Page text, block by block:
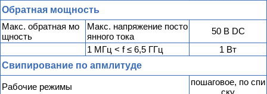
Обратная мощность
Макс. обратная мо
щность
Макс. напряжение посто
янного тока
50 В DC
1 МГц < f ≤ 6,5 ГГц
1 Вт
Свипирование по апмлитуде
Рабочие режимы
пошаговое, по спи